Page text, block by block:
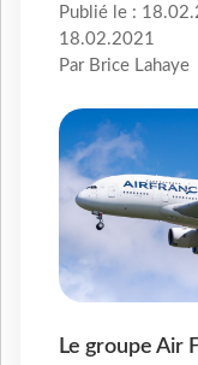
Publié le :
18.02.2021
Par Brice Lahaye
Le groupe Air